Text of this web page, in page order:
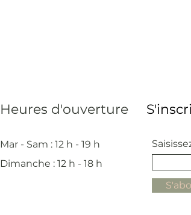
Heures d'ouverture
Mar - Sam : 12 h - 19 h
Dimanche : 12 h - 18 h